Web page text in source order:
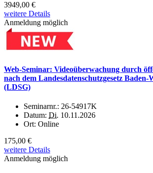
3949,00 €
weitere Details
Anmeldung möglich
Web-Seminar: Videoüberwachung durch
nach dem Landesdatenschutzgesetz
(LDSG)
Seminarnr.: 26-54917K
Datum: Di. 10.11.2026
Ort: Online
175,00 €
weitere Details
Anmeldung möglich